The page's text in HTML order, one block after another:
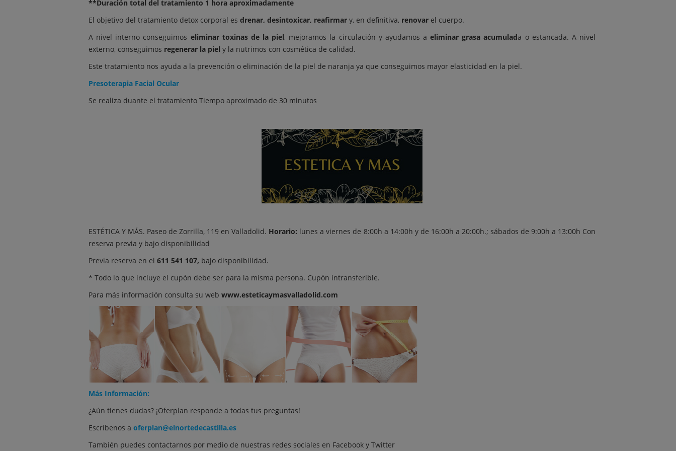
**Duración total del tratamiento 1 hora aproximadamente
El objetivo del tratamiento detox corporal es drenar, desintoxicar, reafirmar y, en definitiva, renovar el cuerpo.
A nivel interno conseguimos eliminar toxinas de la piel, mejoramos la circulación y ayudamos aeliminar grasa acumulada o estancada. A nivel
externo, conseguimos regenerar la piel y la nutrimos con cosmética de calidad.
Este tratamiento nos ayuda a la prevención o eliminación de la piel de naranja ya que conseguimos mayor elasticidad en la piel.
Presoterapia Facial Ocular
Se realiza duante el tratamiento Tiempo aproximado de 30 minutos
ESTÉTICA Y MÁS. Paseo de Zorrilla, 119 en Valladolid. Horario: lunes a viernes de 8:00h a 14:00h y de 16:00h a 20:00h.; sábados de 9:00h a 13:00h Con
reserva previa y bajo disponibilidad
Previa reserva en el 611 541 107, bajo disponibilidad.
* Todo lo que incluye el cupón debe ser para la misma persona. Cupón intransferible.
Para más información consulta su web www.esteticaymasvalladolid.com
Más Información:
¿Aún tienes dudas? ¡Oferplan responde a todas tus preguntas!
Escríbenos a oferplan@elnortedecastilla.es
También puedes contactarnos por medio de nuestras redes sociales en Facebook y Twitter